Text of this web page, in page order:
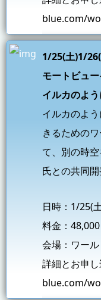
blue.com/
1/25(土)1/
モートビュ
イルカのよう
イルカのよ
きるための
て、別の時
氏との共同開
日時：1/25(
料金：48,000
会場：ワー
詳細とお申し
blue.com/